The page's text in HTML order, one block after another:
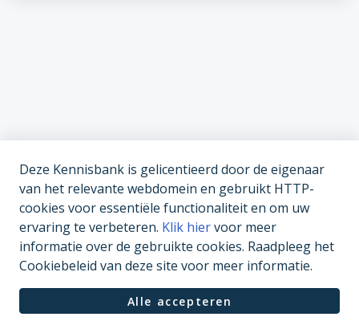
Deze Kennisbank is gelicentieerd door de eigenaar
van het relevante webdomein en gebruikt HTTP-
cookies voor essentiële functionaliteit en om uw
ervaring te verbeteren. Klik hiervoor meer
informatie over de gebruikte cookies. Raadpleeg het
Cookiebeleid van deze site voor meer informatie.
Alle accepteren